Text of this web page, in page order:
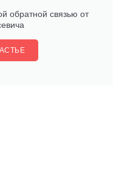
обратной связью от